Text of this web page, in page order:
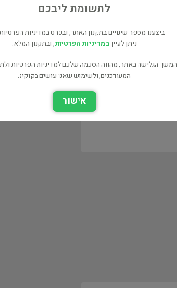
לתשומת ליבכם
ביצענו מספר שינויים בתקנון האתר, ובפרט במדיניות
ניתן לעייןבמדיניות הפרטיות, ובתקנון המלא.
המשך הגלישה באתר, מהווה הסכמה שלכם למדיניות הפרטיות
המעודכנים, ולשימוש שאנו עושים בקוקיז.
אישור